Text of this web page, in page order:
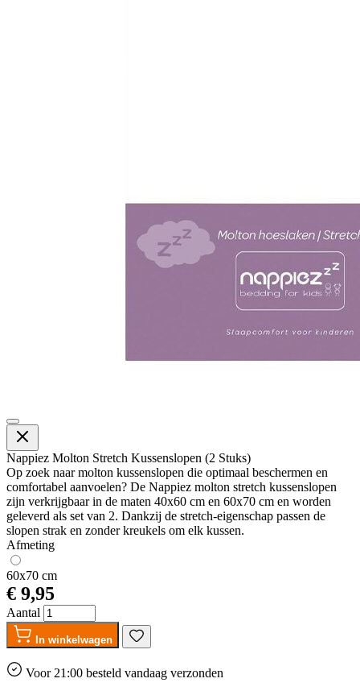
Nappiez Molton Stretch Kussenslopen (2 Stuks)
Op zoek naar molton kussenslopen die optimaal beschermen en
comfortabel aanvoelen? De Nappiez molton stretch kussenslopen
zijn verkrijgbaar in de maten 40x60 cm en 60x70 cm en worden
geleverd als set van 2. Dankzij de stretch-eigenschap passen de
slopen strak en zonder kreukels om elk kussen.
Afmeting
60x70 cm
€ 9,95
Aantal
In winkelwagen
Voor 21:00 besteld vandaag verzonden